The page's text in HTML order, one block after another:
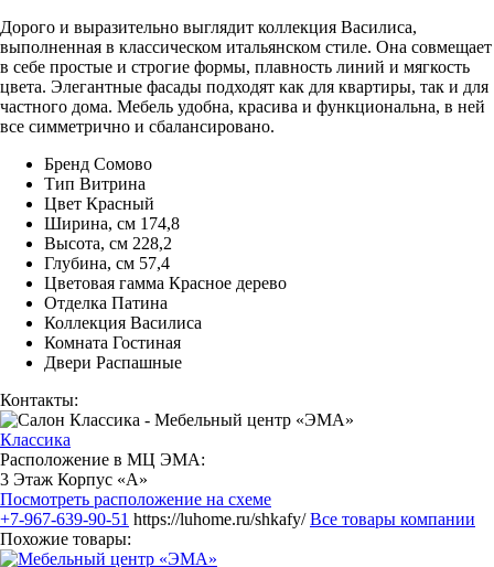
Дорого и выразительно выглядит коллекция Василиса,
выполненная в классическом итальянском стиле. Она совмещает
в себе простые и строгие формы, плавность линий и мягкость
цвета. Элегантные фасады подходят как для квартиры, так и для
частного дома. Мебель удобна, красива и функциональна, в ней
все симметрично и сбалансировано.
Бренд Сомово
Тип Витрина
Цвет Красный
Ширина, см 174,8
Высота, см 228,2
Глубина, см 57,4
Цветовая гамма Красное дерево
Отделка Патина
Коллекция Василиса
Комната Гостиная
Двери Распашные
Контакты:
Классика
Расположение в МЦ ЭМА:
3 Этаж Корпус «А»
Посмотреть расположение на схеме
+7-967-639-90-51 https://luhome.ru/shkafy/ Все товары компании
Похожие товары: